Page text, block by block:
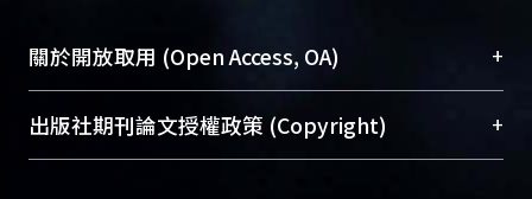
成果。
To permanently archive and promote researcher
profiles and scholarly works, Library integrates the
services of “NTU Repository” with “Academic
Sciences Library)
關於開放取用 (Open Access, OA) +
開放取用是從使用者角度提升資訊取用性的社會運
動，應用在學術研究上是透過將研究著作公開供使
出版社期刊論文授權政策 (Copyright) +